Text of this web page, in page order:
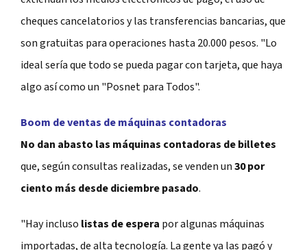
cheques cancelatorios y las transferencias bancarias, que
son gratuitas para operaciones hasta 20.000 pesos. "Lo
ideal sería que todo se pueda pagar con tarjeta, que haya
algo así como un "Posnet para Todos".
Boom de ventas de máquinas contadoras
No dan abasto las máquinas contadoras de billetes
que, según consultas realizadas, se venden un30 por
ciento más desde diciembre pasado.
"Hay incluso listas de espera por algunas máquinas
importadas, de alta tecnología. La gente ya las pagó y